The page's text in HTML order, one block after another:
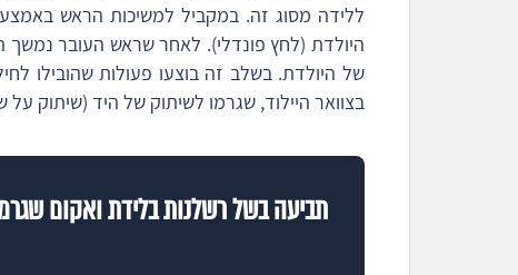
ללידה מסוג זה. במקביל למשיכות הראש
היולדת (לחץ פונדלי). לאחר שראש העובר נמשך
של היולדת. בשלב זה בוצעו פעולות שהובילו
בצוואר היילוד, שגרמו לשיתוק של היד (שיתוק
תביעה בשל רשלנות בלידת ואקום